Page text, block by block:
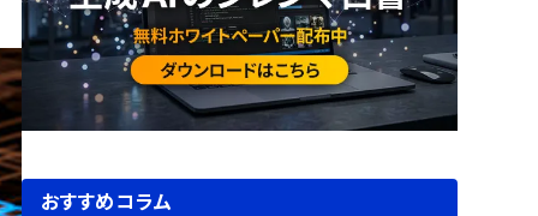
おすすめコラム